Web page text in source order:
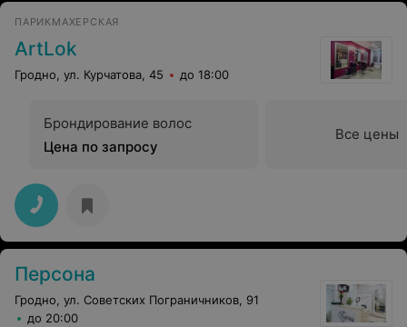
ПАРИКМАХЕРСКАЯ
ArtLok
Гродно, ул. Курчатова, 45 до 18:00
Брондирование волос
Цена по запросу
Все цены
Персона
Гродно, ул. Советских Пограничников, 91
до 20:00